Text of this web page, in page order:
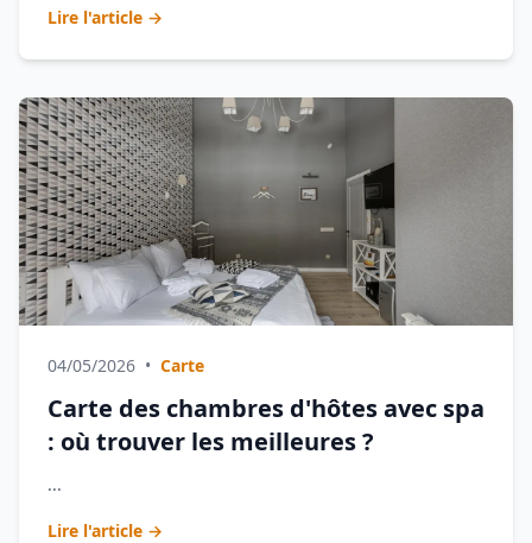
Lire l'article →
04/05/2026 • Carte
Carte des chambres d'hôtes avec spa
: où trouver les meilleures ?
...
Lire l'article →